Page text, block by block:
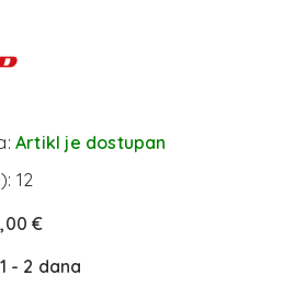
Artikl je dostupan
12
€
1 - 2 dana